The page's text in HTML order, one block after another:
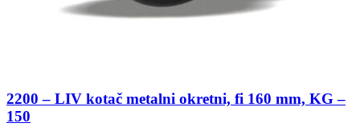
2200 – LIV kotač metalni okretni, fi 160 mm, KG –
150